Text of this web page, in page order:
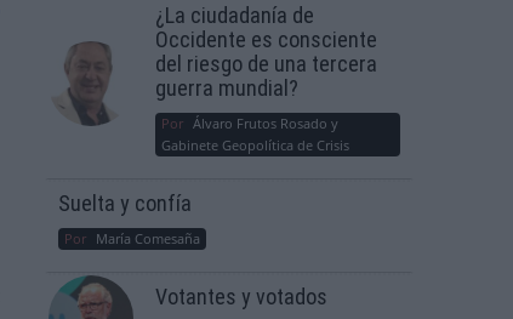
¿La ciudadanía de
Occidente es consciente
del riesgo de una tercera
guerra mundial?
Por Álvaro Frutos Rosado y
Gabinete Geopolítica de Crisis
Suelta y confía
Por María Comesaña
Votantes y votados